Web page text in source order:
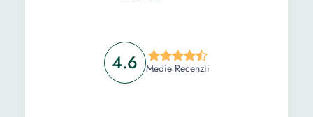
4.6 Medie Recenzii